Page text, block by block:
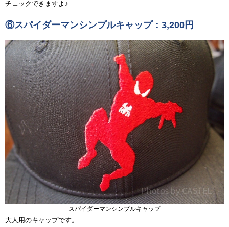
チェックできますよ♪
⑥スパイダーマンシンプルキャップ：3,200円
スパイダーマンシンプルキャップ
大人用のキャップです。